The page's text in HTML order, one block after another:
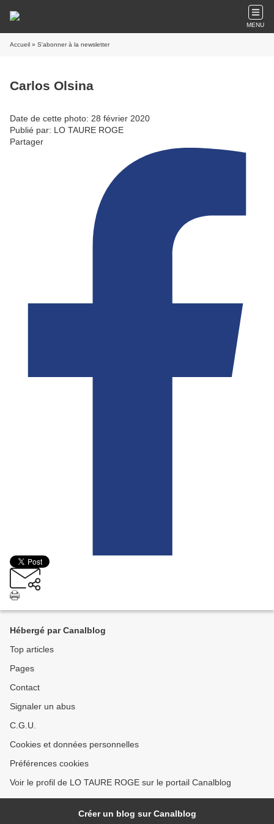
MENU
Accueil » S'abonner à la newsletter
Carlos Olsina
Date de cette photo: 28 février 2020
Publié par: LO TAURE ROGE
Partager
Hébergé par Canalblog
Top articles
Pages
Contact
Signaler un abus
C.G.U.
Cookies et données personnelles
Préférences cookies
Voir le profil de LO TAURE ROGE sur le portail Canalblog
Créer un blog sur Canalblog